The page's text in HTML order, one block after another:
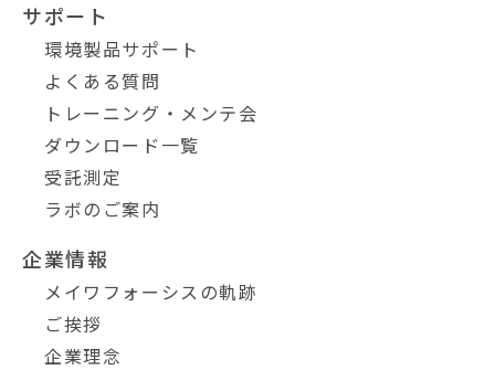
サポート
環境製品サポート
よくある質問
トレーニング・メンテ会
ダウンロード一覧
受託測定
ラボのご案内
企業情報
メイワフォーシスの軌跡
ご挨拶
企業理念